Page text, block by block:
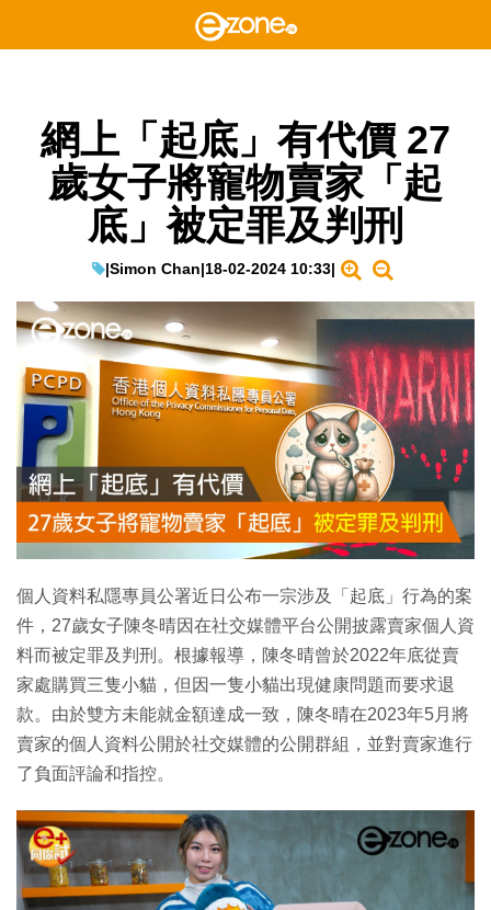
網上「起底」有代價 27
歲女子將寵物賣家「起
底」被定罪及判刑
|Simon Chan|18-02-2024 10:33|
個人資料私隱專員公署近日公布一宗涉及「起底」行為的案
件，27歲女子陳冬晴因在社交媒體平台公開披露賣家個人資
料而被定罪及判刑。根據報導，陳冬晴曾於2022年底從賣
家處購買三隻小貓，但因一隻小貓出現健康問題而要求退
款。由於雙方未能就金額達成一致，陳冬晴在2023年5月將
賣家的個人資料公開於社交媒體的公開群組，並對賣家進行
了負面評論和指控。